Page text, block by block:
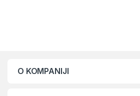
O KOMPANIJI